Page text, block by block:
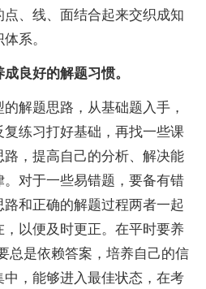
、线、面结合起来交织成知
系。
良好的解题习惯。
题思路，从基础题入手，
练习打好基础，再找一些课
，提高自己的分析、解决能
对于一些易错题，要备有错
和正确的解题过程两者一起
以便及时更正。在平时要养
总是依赖答案，培养自己的信
，能够进入最佳状态，在考